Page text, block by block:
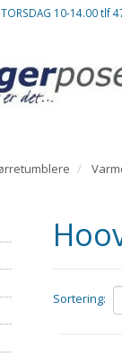
TORSDAG 10-14.00 tlf
Sortering: